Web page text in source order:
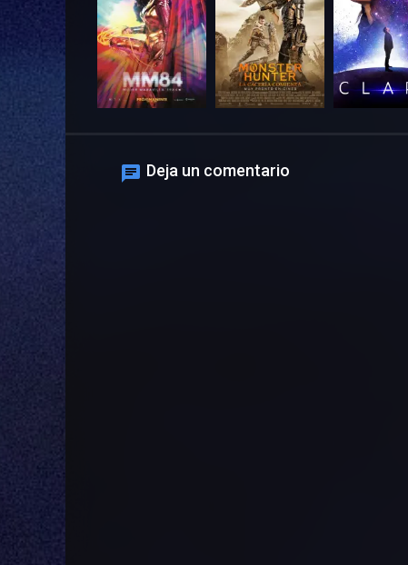
Deja un comentario